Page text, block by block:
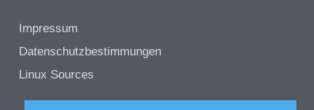
Impressum
Datenschutzbestimmungen
Linux Sources